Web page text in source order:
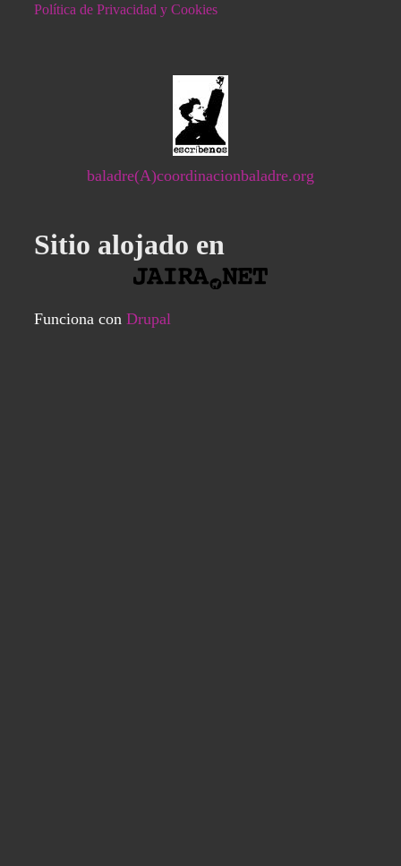
Política de Privacidad y Cookies
baladre(A)coordinacionbaladre.org
Sitio alojado en
Funciona con Drupal